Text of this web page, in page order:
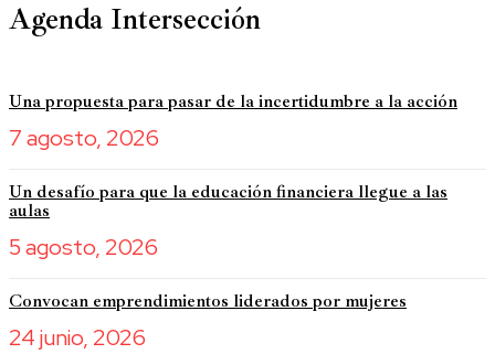
Agenda Intersección
Una propuesta para pasar de la incertidumbre a la acción
7 agosto, 2026
Un desafío para que la educación financiera llegue a las
aulas
5 agosto, 2026
Convocan emprendimientos liderados por mujeres
24 junio, 2026